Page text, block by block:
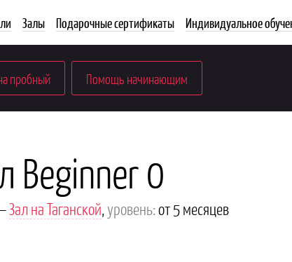
Залы Подарочные сертификаты Индивидуальное
пробный Помощь начинающим
Beginner 0
Зал на Таганской,уровень:от 5 месяцев